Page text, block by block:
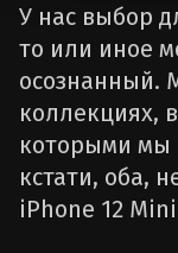
У нас выбор
то или иное
осознанный.
коллекциях,
которыми мы
кстати, оба,
iPhone 12